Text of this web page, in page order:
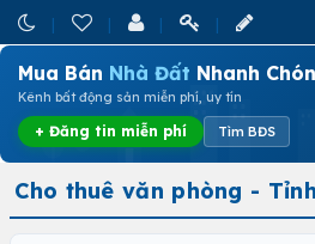
Mua Bán Nhà Đất Nhanh
Kênh bất động sản miễn phí, uy tín
+ Đăng tin miễn phí Tìm BĐS
Cho thuê văn phòng -